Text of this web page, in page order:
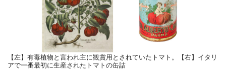
【左】有毒植物と言われ主に観賞用とされていたトマト。【右】イタリ
アで一番最初に生産されたトマトの缶詰